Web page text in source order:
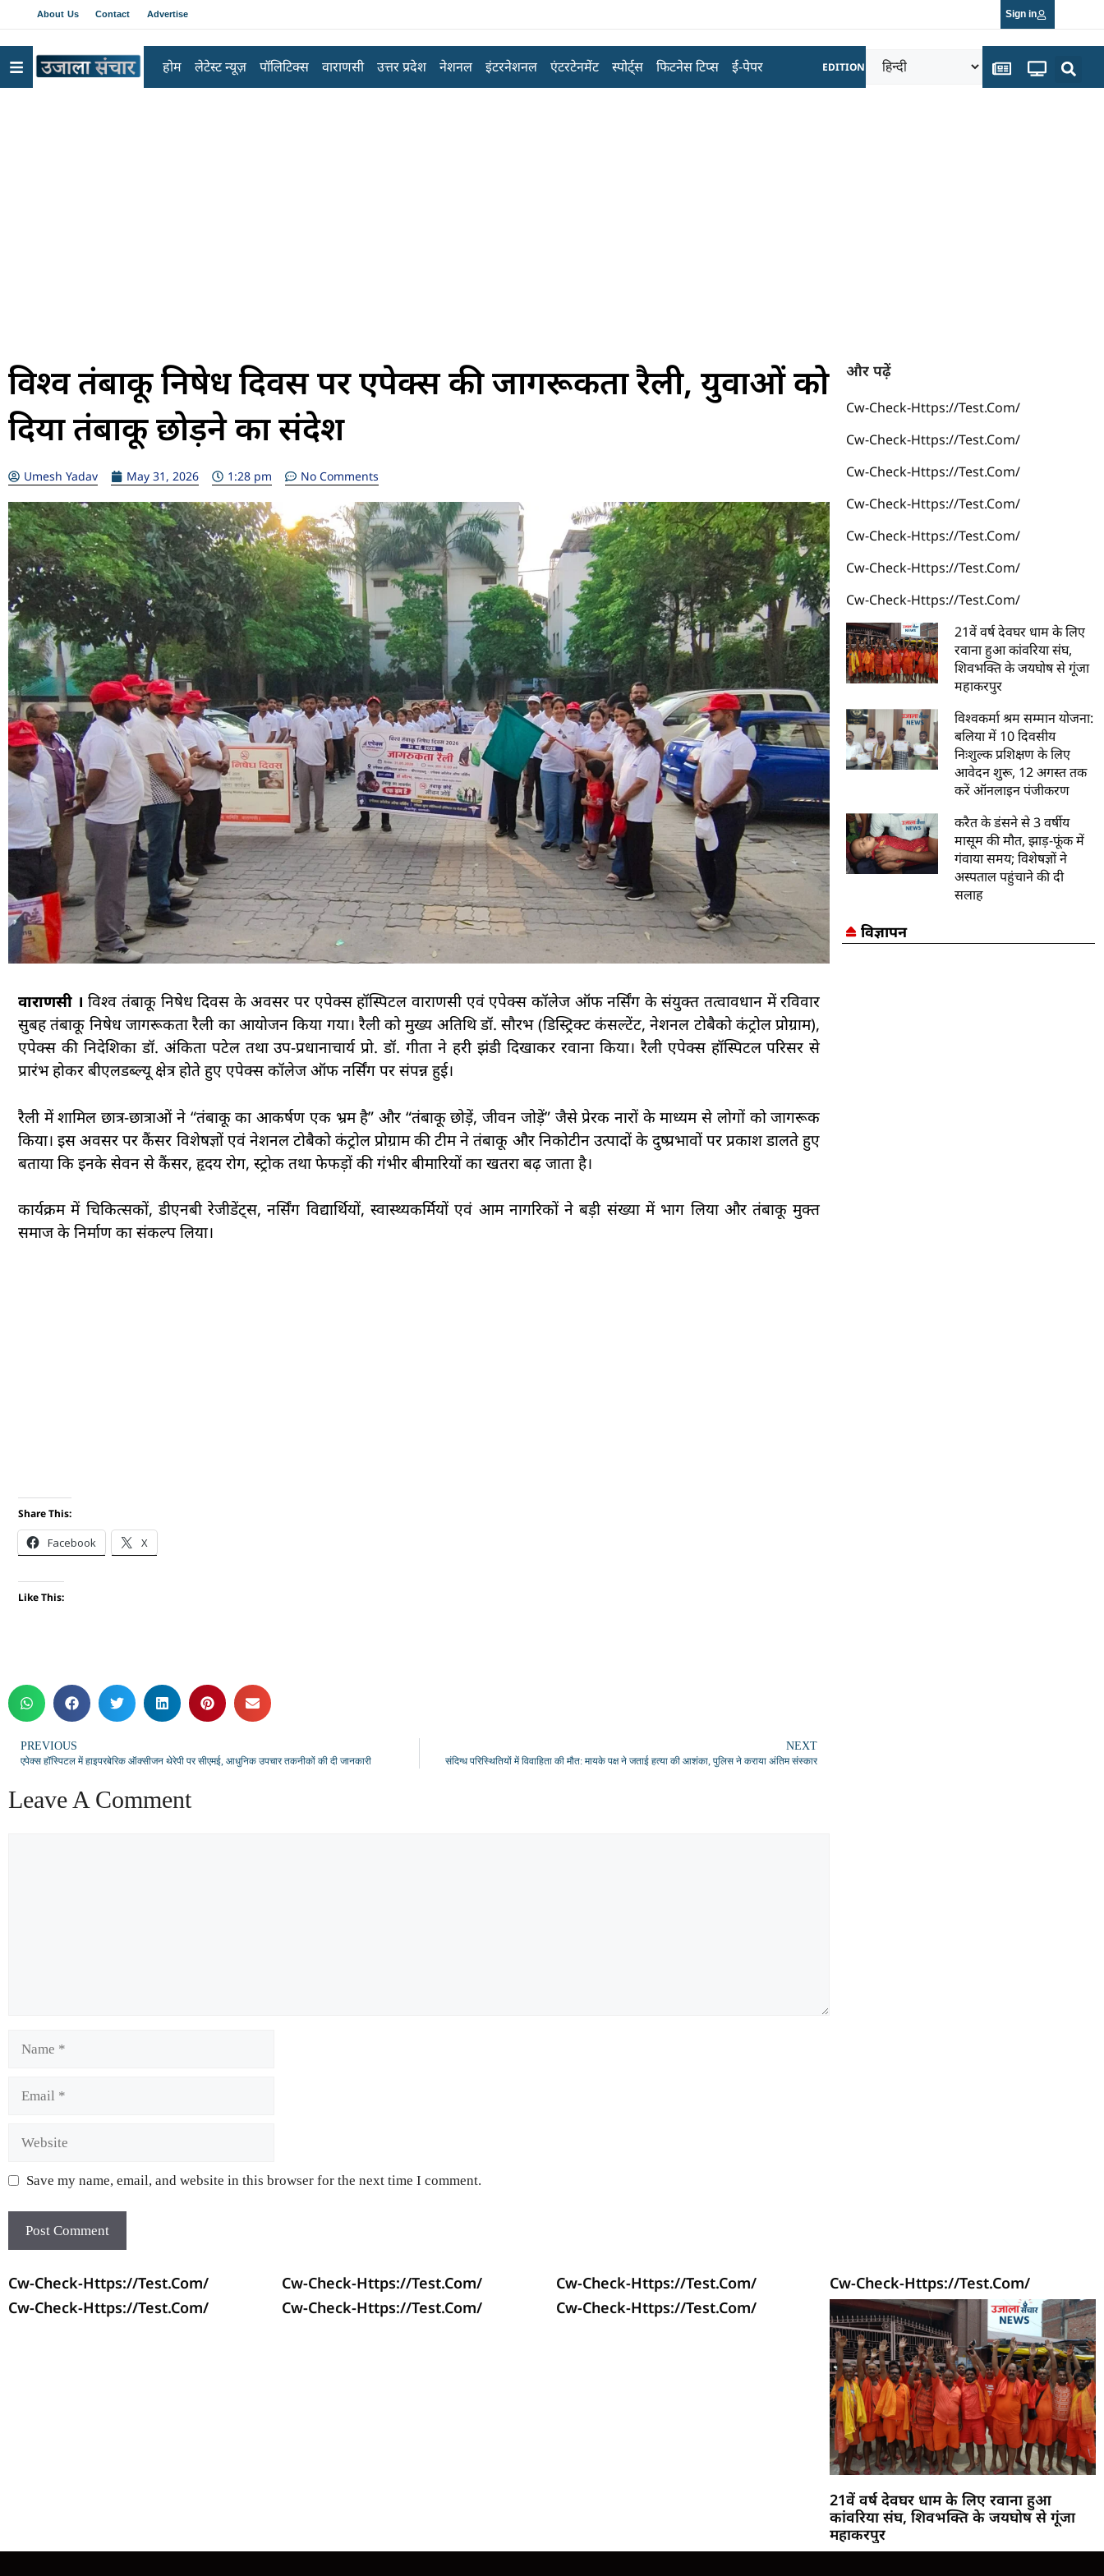
About Us Contact Advertise Sign in
होम लेटेस्ट न्यूज़ पॉलिटिक्स वाराणसी उत्तर प्रदेश नेशनल इंटरनेशनल एंटरटेनमेंट स्पोर्ट्स फिटनेस टिप्स ई-पेपर EDITION
विश्व तंबाकू निषेध दिवस पर एपेक्स की जागरूकता रैली, युवाओं को
दिया तंबाकू छोड़ने का संदेश
Umesh Yadav May 31, 2026 1:28 pm No Comments
वाराणसी ।विश्व तंबाकू निषेध दिवस के अवसर पर एपेक्स हॉस्पिटल वाराणसी एवं एपेक्स कॉलेज ऑफ नर्सिंग के संयुक्त तत्वावधान में रविवार
सुबह तंबाकू निषेध जागरूकता रैली का आयोजन किया गया। रैली को मुख्य अतिथि डॉ. सौरभ (डिस्ट्रिक्ट कंसल्टेंट, नेशनल टोबैको कंट्रोल प्रोग्राम),
एपेक्स की निदेशिका डॉ. अंकिता पटेल तथा उप-प्रधानाचार्य प्रो. डॉ. गीता ने हरी झंडी दिखाकर रवाना किया। रैली एपेक्स हॉस्पिटल परिसर से
प्रारंभ होकर बीएलडब्ल्यू क्षेत्र होते हुए एपेक्स कॉलेज ऑफ नर्सिंग पर संपन्न हुई।
रैली में शामिल छात्र-छात्राओं ने “तंबाकू का आकर्षण एक भ्रम है” और “तंबाकू छोड़ें, जीवन जोड़ें” जैसे प्रेरक नारों के माध्यम से लोगों को जागरूक
किया। इस अवसर पर कैंसर विशेषज्ञों एवं नेशनल टोबैको कंट्रोल प्रोग्राम की टीम ने तंबाकू और निकोटीन उत्पादों के दुष्प्रभावों पर प्रकाश डालते हुए
बताया कि इनके सेवन से कैंसर, हृदय रोग, स्ट्रोक तथा फेफड़ों की गंभीर बीमारियों का खतरा बढ़ जाता है।
कार्यक्रम में चिकित्सकों, डीएनबी रेजीडेंट्स, नर्सिंग विद्यार्थियों, स्वास्थ्यकर्मियों एवं आम नागरिकों ने बड़ी संख्या में भाग लिया और तंबाकू मुक्त
समाज के निर्माण का संकल्प लिया।
Share This:
Facebook X
Like This:
PREVIOUS
एपेक्स हॉस्पिटल में हाइपरबेरिक ऑक्सीजन थेरेपी पर सीएमई, आधुनिक उपचार तकनीकों की दी जानकारी
NEXT
संदिग्ध परिस्थितियों में विवाहिता की मौत: मायके पक्ष ने जताई हत्या की आशंका, पुलिस ने कराया अंतिम संस्कार
Leave A Comment
Save my name, email, and website in this browser for the next time I comment.
और पढ़ें
Cw-Check-Https://test.com/
Cw-Check-Https://test.com/
Cw-Check-Https://test.com/
Cw-Check-Https://test.com/
Cw-Check-Https://test.com/
Cw-Check-Https://test.com/
Cw-Check-Https://test.com/
21वें वर्ष देवघर धाम के लिए
रवाना हुआ कांवरिया संघ,
शिवभक्ति के जयघोष से गूंजा
महाकरपुर
विश्वकर्मा श्रम सम्मान योजना:
बलिया में 10 दिवसीय
निःशुल्क प्रशिक्षण के लिए
आवेदन शुरू, 12 अगस्त तक
करें ऑनलाइन पंजीकरण
करैत के डंसने से 3 वर्षीय
मासूम की मौत, झाड़-फूंक में
गंवाया समय; विशेषज्ञों ने
अस्पताल पहुंचाने की दी
सलाह
विज्ञापन
Cw-Check-Https://test.com/ Cw-Check-Https://test.com/ Cw-Check-Https://test.com/
Cw-Check-Https://test.com/
Cw-Check-Https://test.com/
Cw-Check-Https://test.com/ Cw-Check-Https://test.com/
21वें वर्ष देवघर धाम के लिए रवाना हुआ
कांवरिया संघ, शिवभक्ति के जयघोष से गूंजा
महाकरपुर